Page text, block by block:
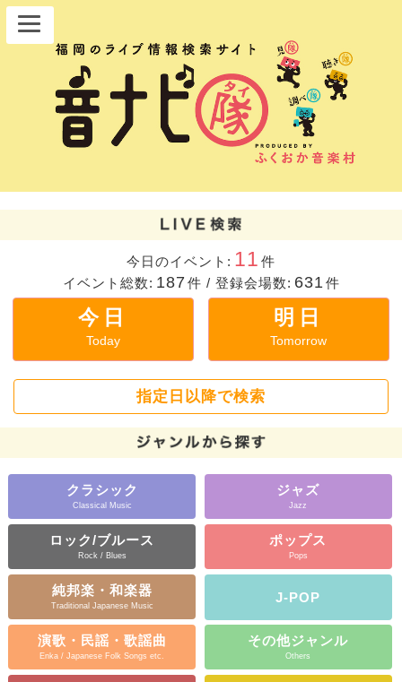
今日のイベント: 11 件
イベント総数: 187 件 / 登録会場数: 631 件
今日
Today
明日
Tomorrow
指定日以降で検索
クラシック
Classical Music
ジャズ
Jazz
ロック/ブルース
Rock / Blues
ポップス
Pops
純邦楽・和楽器
Traditional Japanese Music
J-POP
演歌・民謡・歌謡曲
Enka / Japanese Folk Songs etc.
その他ジャンル
Others